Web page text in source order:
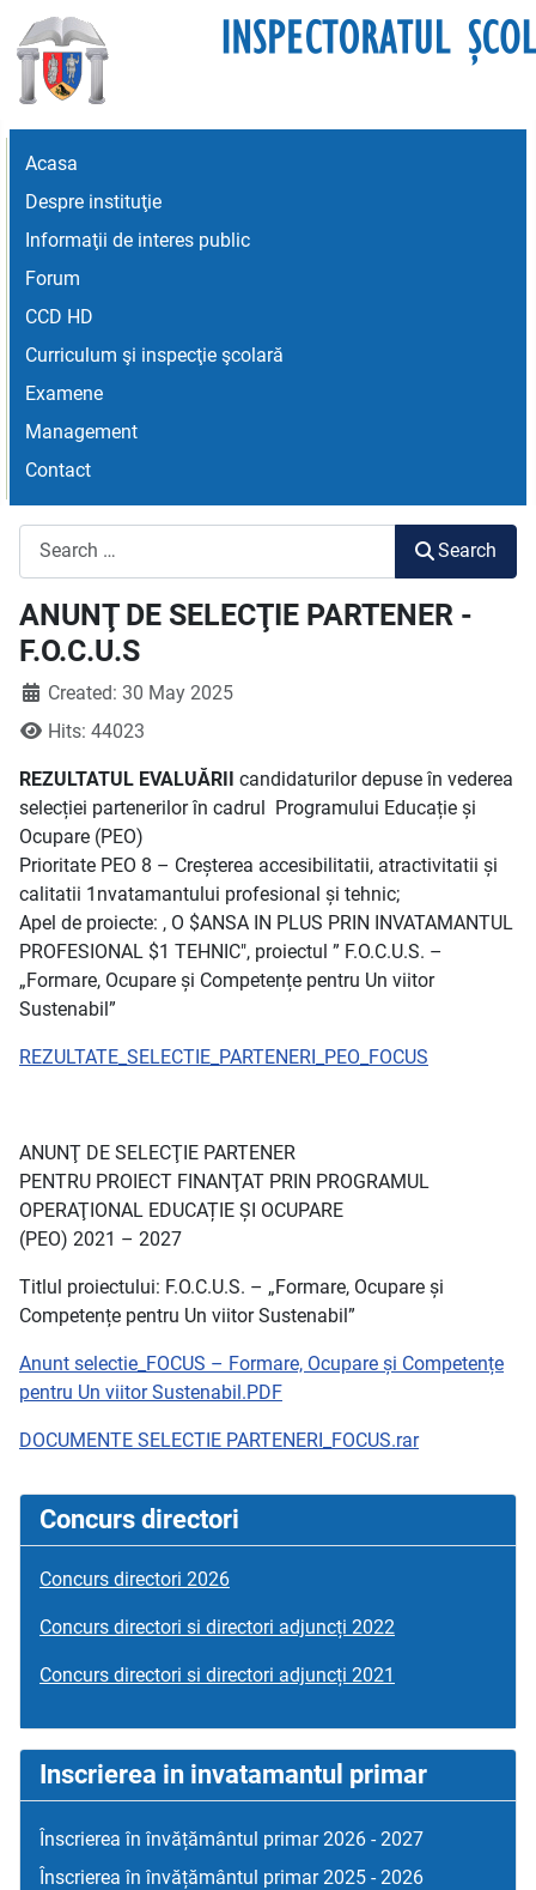
Acasa
Despre instituţie
Informaţii de interes public
Forum
CCD HD
Curriculum şi inspecţie şcolară
Examene
Management
Contact
Search
ANUNŢ DE SELECŢIE PARTENER -
F.O.C.U.S
Created: 30 May 2025
Hits: 44023
REZULTATUL EVALUĂRII candidaturilor depuse în vederea
selecției partenerilor în cadrul Programului Educație și
Ocupare (PEO)
Prioritate PEO 8 – Creșterea accesibilitatii, atractivitatii și
calitatii 1nvatamantului profesional și tehnic;
Apel de proiecte: , O $ANSA IN PLUS PRIN INVATAMANTUL
PROFESIONAL $1 TEHNIC", proiectul ” F.O.C.U.S. –
„Formare, Ocupare și Competențe pentru Un viitor
Sustenabil”
REZULTATE_SELECTIE_PARTENERI_PEO_FOCUS
ANUNŢ DE SELECŢIE PARTENER
PENTRU PROIECT FINANŢAT PRIN PROGRAMUL
OPERAŢIONAL EDUCAȚIE ȘI OCUPARE
(PEO) 2021 – 2027
Titlul proiectului: F.O.C.U.S. – „Formare, Ocupare și
Competențe pentru Un viitor Sustenabil”
Anunt selectie_FOCUS – Formare, Ocupare și Competențe
pentru Un viitor Sustenabil.PDF
DOCUMENTE SELECTIE PARTENERI_FOCUS.rar
Concurs directori
Concurs directori 2026
Concurs directori si directori adjuncți 2022
Concurs directori si directori adjuncți 2021
Inscrierea in invatamantul primar
Înscrierea în învățământul primar 2026 - 2027
Înscrierea în învățământul primar 2025 - 2026